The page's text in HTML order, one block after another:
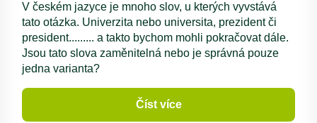
V českém jazyce je mnoho slov, u kterých vyvstává
tato otázka. Univerzita nebo universita, prezident či
president......... a takto bychom mohli pokračovat dále.
Jsou tato slova zaměnitelná nebo je správná pouze
jedna varianta?
Číst více